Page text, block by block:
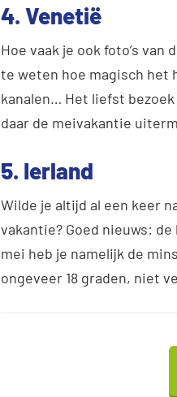
4. Venetië
Hoe vaak je ook foto’s
te weten hoe magisch het
kanalen… Het liefst
daar de meivakantie
5. Ierland
Wilde je altijd al een keer
vakantie? Goed nieuws:
mei heb je namelijk de
ongeveer 18 graden, niet